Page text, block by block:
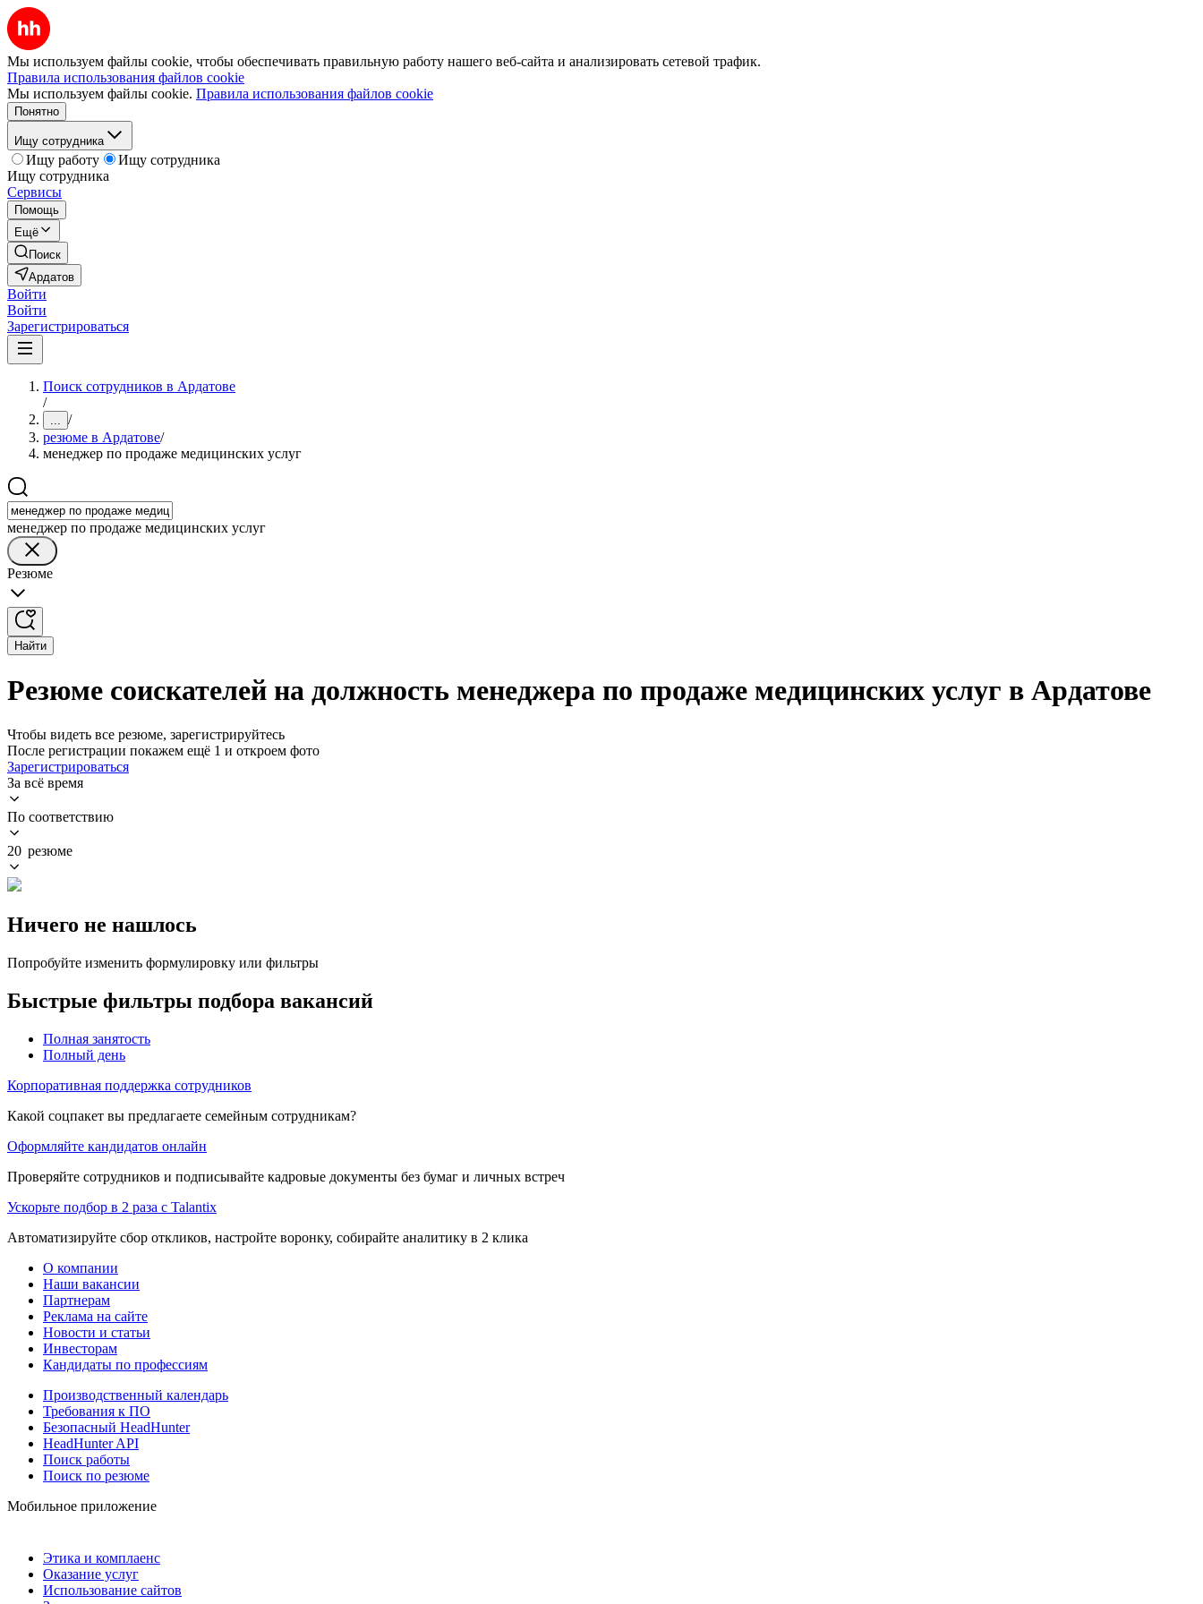
Мы используем файлы cookie, чтобы обеспечивать правильную работу нашего веб-сайта и анализировать сетевой трафик.
Правила использования файлов cookie
Мы используем файлы cookie. Правила использования файлов cookie
Понятно
Ищу сотрудника
Ищу работу
Ищу сотрудника
Ищу сотрудника
Сервисы
Помощь
Ещё
Поиск
Ардатов
Войти
Войти
Зарегистрироваться
Поиск сотрудников в Ардатове
/
... /
резюме в Ардатове/
менеджер по продаже медицинских услуг
менеджер по продаже медицинских услуг
Резюме
Найти
Резюме соискателей на должность менеджера по продаже медицинских услуг в Ардатове
Чтобы видеть все резюме, зарегистрируйтесь
После регистрации покажем ещё 1 и откроем фото
Зарегистрироваться
За всё время
По соответствию
20 резюме
Ничего не нашлось
Попробуйте изменить формулировку или фильтры
Быстрые фильтры подбора вакансий
Полная занятость
Полный день
Корпоративная поддержка сотрудников
Какой соцпакет вы предлагаете семейным сотрудникам?
Оформляйте кандидатов онлайн
Проверяйте сотрудников и подписывайте кадровые документы без бумаг и личных встреч
Ускорьте подбор в 2 раза с Talantix
Автоматизируйте сбор откликов, настройте воронку, собирайте аналитику в 2 клика
О компании
Наши вакансии
Партнерам
Реклама на сайте
Новости и статьи
Инвесторам
Кандидаты по профессиям
Производственный календарь
Требования к ПО
Безопасный HeadHunter
HeadHunter API
Поиск работы
Поиск по резюме
Мобильное приложение
Этика и комплаенс
Оказание услуг
Использование сайтов